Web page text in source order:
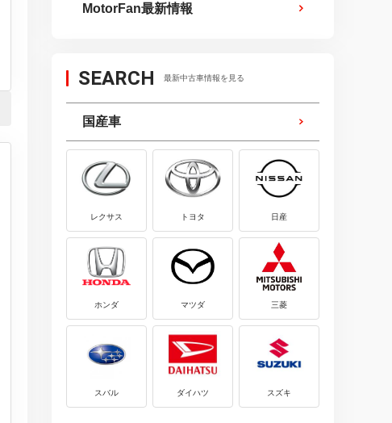
MotorFan最新情報
SEARCH 最新中古車情報を見る
国産車
レクサス トヨタ 日産
ホンダ マツダ 三菱
スバル ダイハツ スズキ